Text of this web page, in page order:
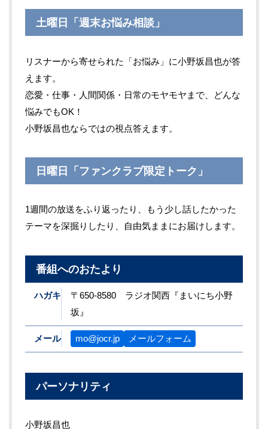
土曜日「週末お悩み相談」
リスナーから寄せられた「お悩み」に小野坂昌也が答
えます。
恋愛・仕事・人間関係・日常のモヤモヤまで、どんな
悩みでもOK！
小野坂昌也ならではの視点答えます。
日曜日「ファンクラブ限定トーク」
1週間の放送をふり返ったり、もう少し話したかった
テーマを深掘りしたり、自由気ままにお届けします。
番組へのおたより
ハガキ
〒650-8580 ラジオ関西『まいにち小野
坂』
メール mo@jocr.jp メールフォーム
パーソナリティ
小野坂昌也